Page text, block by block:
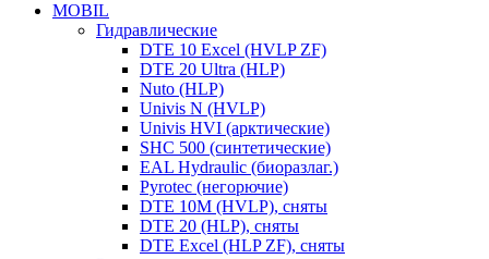
MOBIL
Гидравлические
DTE 10 Excel (HVLP ZF)
DTE 20 Ultra (HLP)
Nuto (HLP)
Univis N (HVLP)
Univis HVI (арктические)
SHC 500 (синтетические)
EAL Hydraulic (биоразлаг.)
Pyrotec (негорючие)
DTE 10M (HVLP), сняты
DTE 20 (HLP), сняты
DTE Excel (HLP ZF), сняты